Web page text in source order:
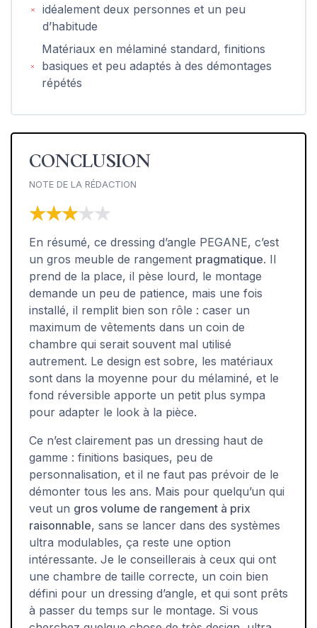
idéalement deux personnes et un peu
d’habitude
Matériaux en mélaminé standard, finitions
basiques et peu adaptés à des démontages
répétés
CONCLUSION
NOTE DE LA RÉDACTION
★★★★★
★★★★★
En résumé, ce dressing d’angle PEGANE, c’est
un gros meuble de rangement pragmatique. Il
prend de la place, il pèse lourd, le montage
demande un peu de patience, mais une fois
installé, il remplit bien son rôle : caser un
maximum de vêtements dans un coin de
chambre qui serait souvent mal utilisé
autrement. Le design est sobre, les matériaux
sont dans la moyenne pour du mélaminé, et le
fond réversible apporte un petit plus sympa
pour adapter le look à la pièce.
Ce n’est clairement pas un dressing haut de
gamme : finitions basiques, peu de
personnalisation, et il ne faut pas prévoir de le
démonter tous les ans. Mais pour quelqu’un qui
veut un gros volume de rangement à prix
raisonnable, sans se lancer dans des systèmes
ultra modulables, ça reste une option
intéressante. Je le conseillerais à ceux qui ont
une chambre de taille correcte, un coin bien
défini pour un dressing d’angle, et qui sont prêts
à passer du temps sur le montage. Si vous